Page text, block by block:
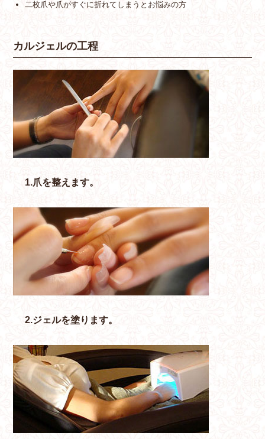
二枚爪や爪がすぐに折れてしまうとお悩みの方
カルジェルの工程
1.爪を整えます。
2.ジェルを塗ります。